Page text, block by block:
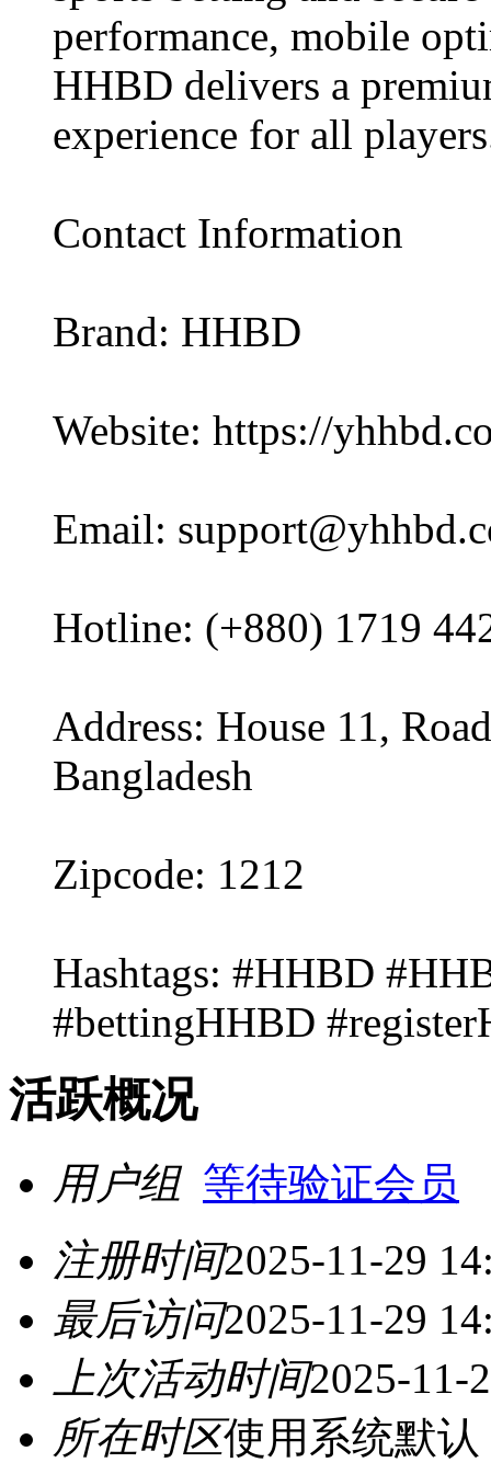
performance, mobile
HHBD delivers a
experience for all
Contact Information
Brand: HHBD
Website: https://
Email:
Hotline: (+880) 1719
Address: House 11,
Bangladesh
Zipcode: 1212
Hashtags: #HHBD
#bettingHHBD
活跃概况
用户组 等待验证会员
注册时间2025-11-29
最后访问2025-11-29
上次活动时间2025-11-
所在时区使用系统默认